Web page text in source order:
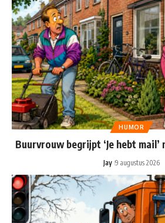
HUMOR
Buurvrouw begrijpt ‘Je hebt
Jay 9 augustus 2026